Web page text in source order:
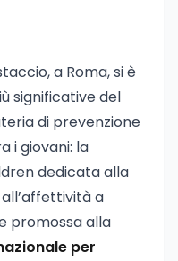
a Roma, si è
significative del
di prevenzione
i giovani: la
dedicata alla
a
promossa alla
per